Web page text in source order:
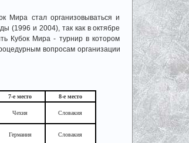
стал организовываться и
(1996 и 2004), так как в октябре
Кубок Мира - турнир в котором
вопросам организации
7-е место 8-е место
Чехия Словакия
Германия Словакия